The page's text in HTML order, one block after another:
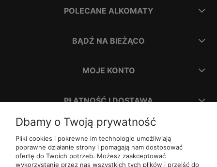
POLECANE ALKOMATY
BĄDŹ NA BIEŻĄCO
MOJE KONTO
PŁATNOŚĆ I DOSTAWA
INFORMACJE
O NAS
Dbamy o Twoją prywatność
Pliki cookies i pokrewne im technologie umożliwiają
poprawne działanie strony i pomagają nam dostosować
ofertę do Twoich potrzeb. Możesz zaakceptować
wykorzystanie przez nas wszystkich tych plików i przejść do